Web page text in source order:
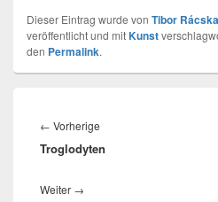
Dieser Eintrag wurde von Tibor
veröffentlicht und mitKunst
den Permalink.
← Vorherige
Beitrag:
Troglodyten
Weiter →